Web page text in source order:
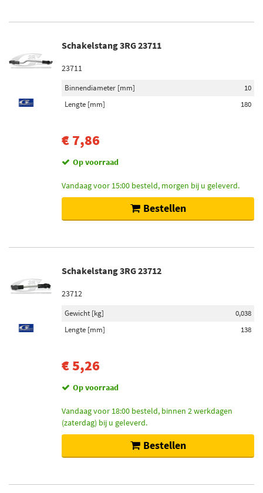
Schakelstang 3RG 23711
23711
Binnendiameter [mm]
10
Lengte [mm]
180
€ 7,86
Op voorraad
Vandaag voor 15:00 besteld, morgen bij u geleverd.
Bestellen
Schakelstang 3RG 23712
23712
Gewicht [kg]
0,038
Lengte [mm]
138
€ 5,26
Op voorraad
Vandaag voor 18:00 besteld, binnen 2 werkdagen
(zaterdag) bij u geleverd.
Bestellen